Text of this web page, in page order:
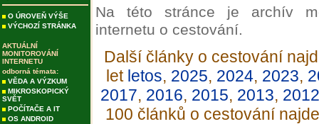
O ÚROVEŇ VÝŠE
VÝCHOZÍ STRÁNKA
AKTUÁLNÍ
MONITOROVÁNÍ
INTERNETU
odborná témata:
VĚDA A VÝZKUM
MIKROSKOPICKÝ
SVĚT
POČÍTAČE A IT
OS ANDROID
Na této stránce je archív
internetu o cestování.
Další články o cestování
let letos, 2025, 2024, 2023,
2017, 2016, 2015, 2013, 2012
100 článků o cestování